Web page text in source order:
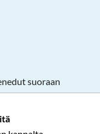
suoraan